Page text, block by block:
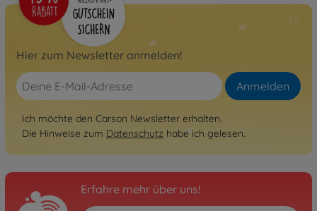
Hier zum Newsletter anmelden!
Anmelden
Ich möchte den Carson Newsletter erhalten.
Die Hinweise zum Datenschutz habe ich gelesen.
Erfahre mehr über uns!